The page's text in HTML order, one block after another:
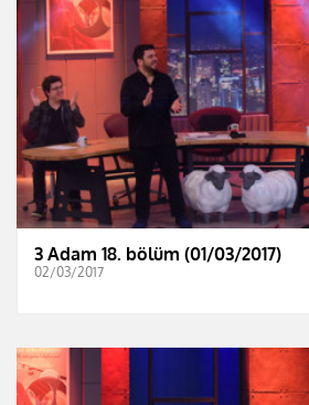
3 Adam 18. bölüm (01/03/2017)
02/03/2017